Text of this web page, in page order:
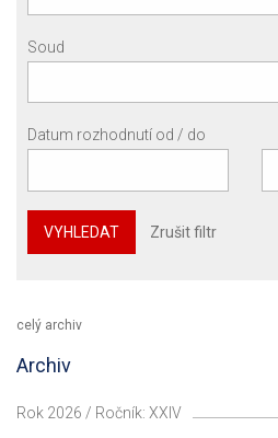
Soud
Datum rozhodnutí od / do
VYHLEDAT Zrušit filtr
celý archiv
Archiv
Rok 2026 / Ročník: XXIV